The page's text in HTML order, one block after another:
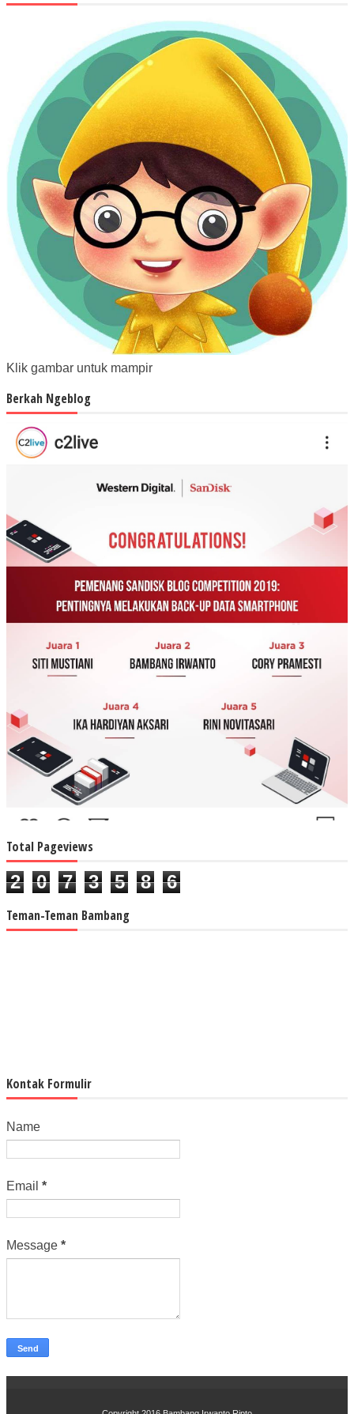
Klik gambar untuk mampir
Berkah Ngeblog
Total Pageviews
2 0 7 3 5 8 6
Teman-Teman Bambang
Kontak Formulir
Name
Email *
Message *